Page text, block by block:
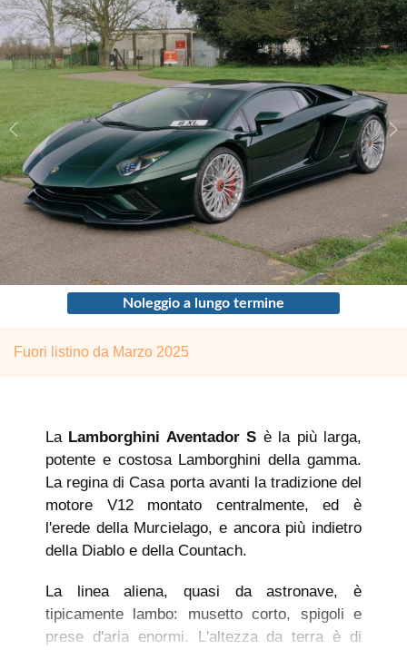
Noleggio a lungo termine
Fuori listino da Marzo 2025
La Lamborghini Aventador S è la più larga,
potente e costosa Lamborghini della gamma.
La regina di Casa porta avanti la tradizione del
motore V12 montato centralmente, ed è
l'erede della Murcielago, e ancora più indietro
della Diablo e della Countach.
La linea aliena, quasi da astronave, è
tipicamente lambo: musetto corto, spigoli e
prese d'aria enormi. L'altezza da terra è di